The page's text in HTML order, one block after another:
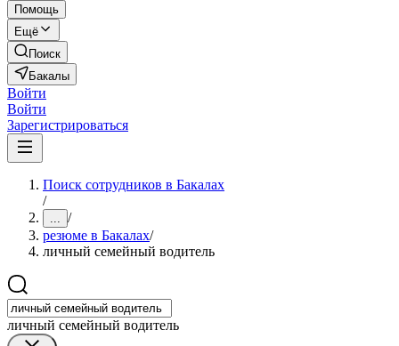
Помощь
Ещё
Поиск
Бакалы
Войти
Войти
Зарегистрироваться
Поиск сотрудников в Бакалах
/
... /
резюме в Бакалах/
личный семейный водитель
личный семейный водитель